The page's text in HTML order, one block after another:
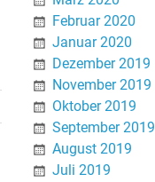
Februar 2020
Januar 2020
Dezember 2019
November 2019
Oktober 2019
September 2019
August 2019
Juli 2019